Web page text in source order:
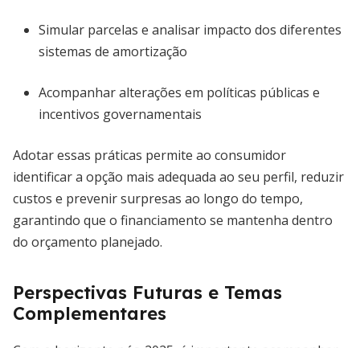
Simular parcelas e analisar impacto dos diferentes
sistemas de amortização
Acompanhar alterações em políticas públicas e
incentivos governamentais
Adotar essas práticas permite ao consumidor
identificar a opção mais adequada ao seu perfil, reduzir
custos e prevenir surpresas ao longo do tempo,
garantindo que o financiamento se mantenha dentro
do orçamento planejado.
Perspectivas Futuras e Temas
Complementares